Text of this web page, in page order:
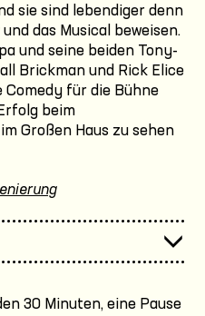
sie sind lebendiger denn
und das Musical beweisen.
und seine beiden Tony-
Brickman und Rick Elice
Comedy für die Bühne
beim
Großen Haus zu sehen
30 Minuten, eine Pause